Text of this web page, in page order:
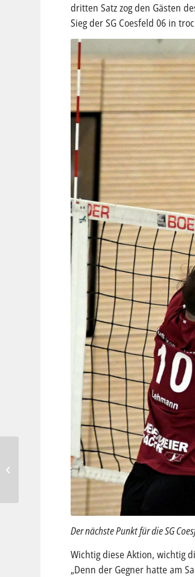
dritten Satz zog den Gästen
Sieg der SG Coesfeld 06 in
Der nächste Punkt für die SG
Wichtig diese Aktion, wichtig
„Denn der Gegner hatte am
Turnabteilung freut sich
Bewegungshallen und
Deutsches Turnfest